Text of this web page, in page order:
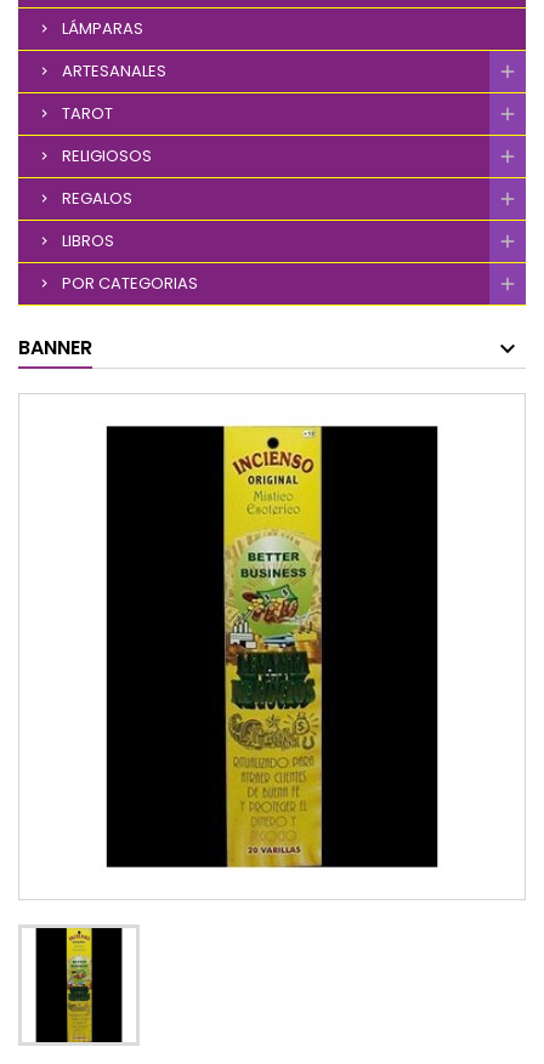
LÁMPARAS
ARTESANALES
TAROT
RELIGIOSOS
REGALOS
LIBROS
POR CATEGORIAS
BANNER